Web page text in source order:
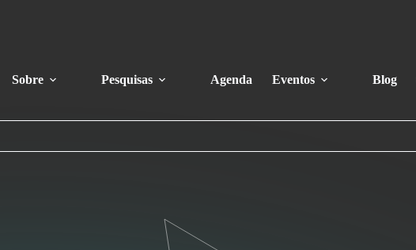
Sobre Pesquisas Agenda Eventos Blog